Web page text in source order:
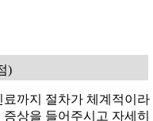
)
까지 절차가 체계적이라
상을 들어주시고 자세히